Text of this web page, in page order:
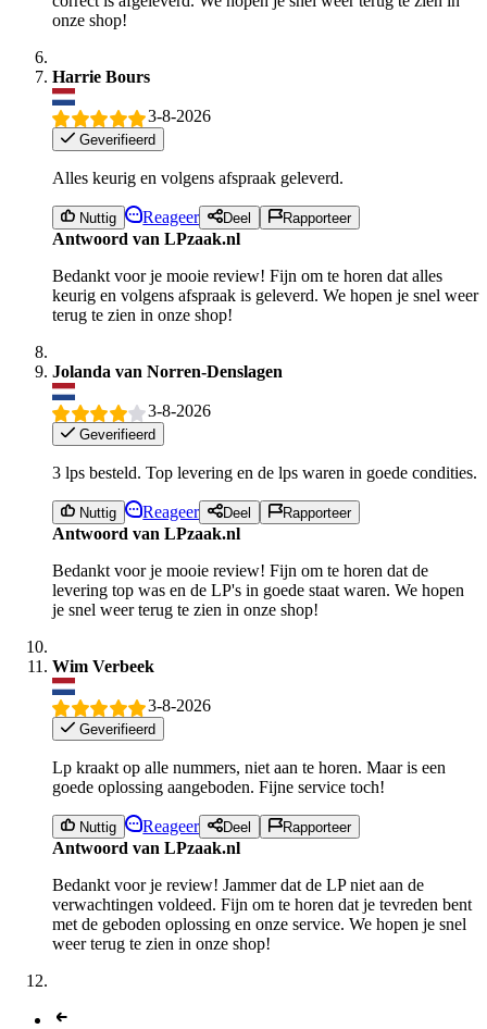
onze shop!
Harrie Bours
3-8-2026
Geverifieerd
Alles keurig en volgens afspraak geleverd.
Nuttig Reageer Deel Rapporteer
Antwoord van LPzaak.nl
Bedankt voor je mooie review! Fijn om te horen dat alles
keurig en volgens afspraak is geleverd. We hopen je snel weer
terug te zien in onze shop!
Jolanda van Norren-Denslagen
3-8-2026
Geverifieerd
3 lps besteld. Top levering en de lps waren in goede condities.
Nuttig Reageer Deel Rapporteer
Antwoord van LPzaak.nl
Bedankt voor je mooie review! Fijn om te horen dat de
levering top was en de LP's in goede staat waren. We hopen
je snel weer terug te zien in onze shop!
Wim Verbeek
3-8-2026
Geverifieerd
Lp kraakt op alle nummers, niet aan te horen. Maar is een
goede oplossing aangeboden. Fijne service toch!
Nuttig Reageer Deel Rapporteer
Antwoord van LPzaak.nl
Bedankt voor je review! Jammer dat de LP niet aan de
verwachtingen voldeed. Fijn om te horen dat je tevreden bent
met de geboden oplossing en onze service. We hopen je snel
weer terug te zien in onze shop!